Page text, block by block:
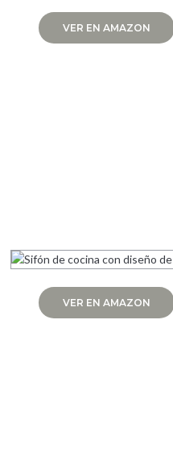
VER EN AMAZON
VER EN AMAZON